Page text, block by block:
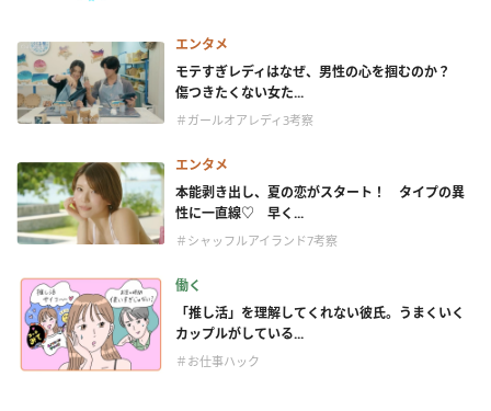
エンタメ
モテすぎレディはなぜ、男性の心を掴むのか？
傷つきたくない女た...
＃ガールオアレディ3考察
エンタメ
本能剥き出し、夏の恋がスタート！ タイプの異
性に一直線♡ 早く...
＃シャッフルアイランド7考察
働く
「推し活」を理解してくれない彼氏。うまくいく
カップルがしている...
＃お仕事ハック